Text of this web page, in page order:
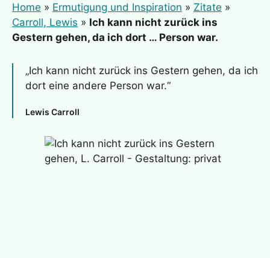
Home » Ermutigung und Inspiration » Zitate »
Carroll, Lewis » Ich kann nicht zurück ins
Gestern gehen, da ich dort … Person war.
„Ich kann nicht zurück ins Gestern gehen, da ich
dort eine andere Person war.“
Lewis Carroll